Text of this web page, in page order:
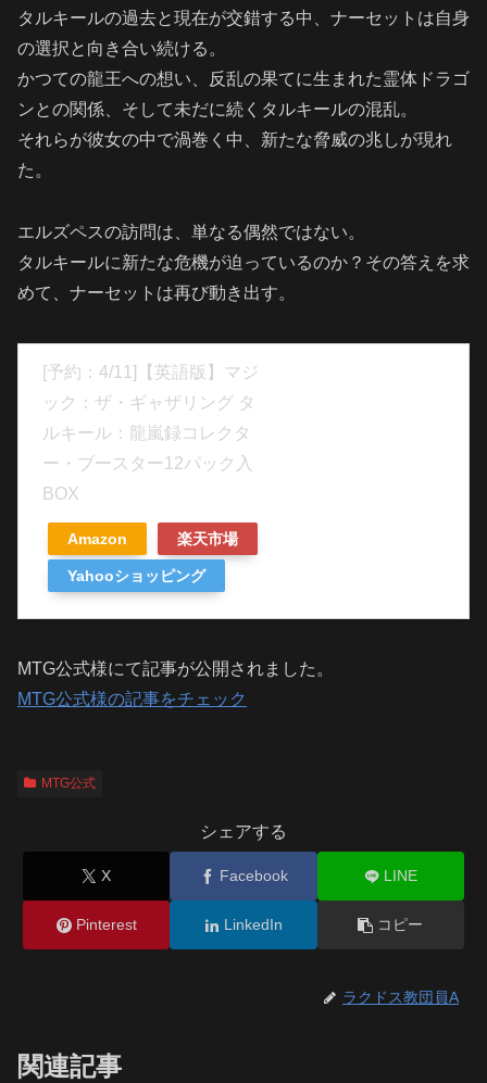
タルキールの過去と現在が交錯する中、ナーセットは自身
の選択と向き合い続ける。
かつての龍王への想い、反乱の果てに生まれた霊体ドラゴ
ンとの関係、そして未だに続くタルキールの混乱。
それらが彼女の中で渦巻く中、新たな脅威の兆しが現れ
た。
エルズペスの訪問は、単なる偶然ではない。
タルキールに新たな危機が迫っているのか？その答えを求
めて、ナーセットは再び動き出す。
[予約：4/11]【英語版】マジ
ック：ザ・ギャザリング タ
ルキール：龍嵐録コレクタ
ー・ブースター12パック入
BOX
Amazon 楽天市場
Yahooショッピング
MTG公式様にて記事が公開されました。
MTG公式様の記事をチェック
MTG公式
シェアする
X Facebook LINE
Pinterest LinkedIn コピー
ラクドス教団員A
関連記事